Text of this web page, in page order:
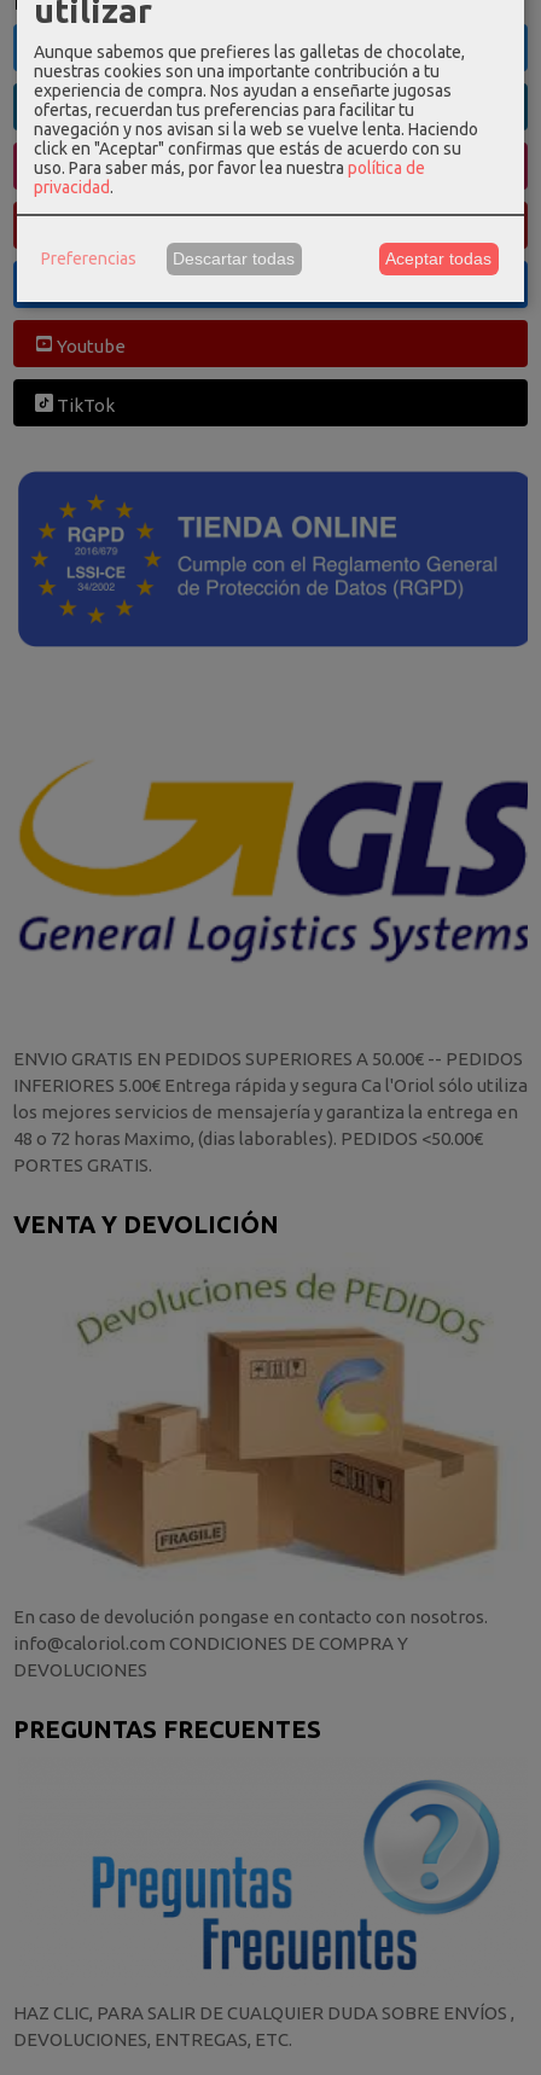
Twitter
Linkedin
Instagram
Youtube
TikTok
ENVIO GRATIS EN PEDIDOS SUPERIORES A 50.00€ -- PEDIDOS
INFERIORES 5.00€ Entrega rápida y segura Ca l'Oriol sólo utiliza
los mejores servicios de mensajería y garantiza la entrega en
48 o 72 horas Maximo, (dias laborables). PEDIDOS <50.00€
PORTES GRATIS.
VENTA Y DEVOLICIÓN
En caso de devolución pongase en contacto con nosotros.
info@caloriol.com CONDICIONES DE COMPRA Y
DEVOLUCIONES
PREGUNTAS FRECUENTES
HAZ CLIC, PARA SALIR DE CUALQUIER DUDA SOBRE ENVÍOS ,
DEVOLUCIONES, ENTREGAS, ETC.
utilizar
Aunque sabemos que prefieres las galletas de chocolate,
nuestras cookies son una importante contribución a tu
experiencia de compra. Nos ayudan a enseñarte jugosas
ofertas, recuerdan tus preferencias para facilitar tu
navegación y nos avisan si la web se vuelve lenta. Haciendo
click en "Aceptar" confirmas que estás de acuerdo con su
uso. Para saber más, por favor lea nuestra política de
privacidad.
Preferencias Descartar todas Aceptar todas